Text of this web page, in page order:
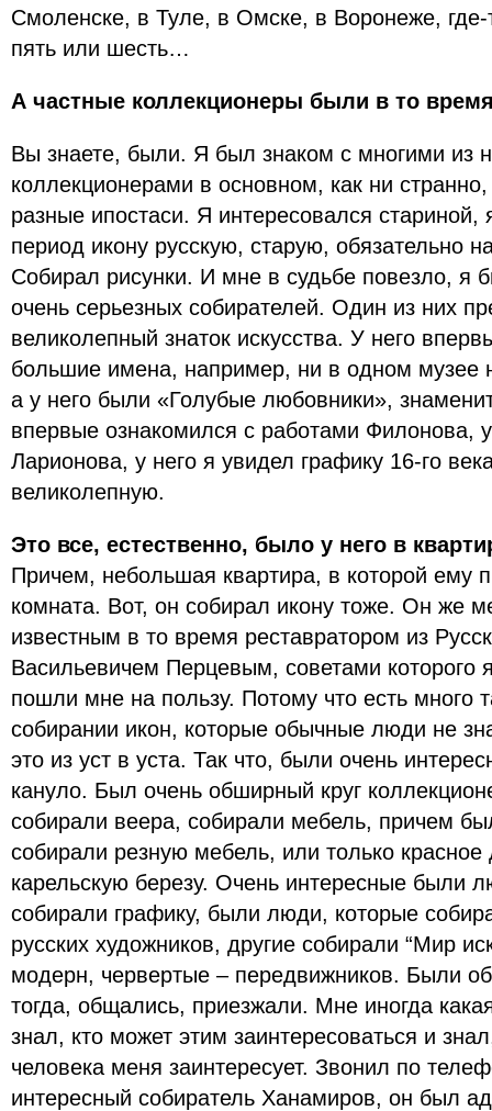
Смоленске, в Туле, в Омске, в Воронеже,
пять или шесть…
А частные коллекционеры были в то
Вы знаете, были. Я был знаком с многими из
коллекционерами в основном, как ни
разные ипостаси. Я интересовался стариной,
период икону русскую, старую, обязательно
Собирал рисунки. И мне в судьбе повезло, я
очень серьезных собирателей. Один из них
великолепный знаток искусства. У него
большие имена, например, ни в одном музее
а у него были «Голубые любовники»,
впервые ознакомился с работами Филонова,
Ларионова, у него я увидел графику 16-го
великолепную.
Это все, естественно, было у него в
Причем, небольшая квартира, в которой ему
комната. Вот, он собирал икону тоже. Он же
известным в то время реставратором из
Васильевичем Перцевым, советами которого
пошли мне на пользу. Потому что есть много
собирании икон, которые обычные люди не
это из уст в уста. Так что, были очень
кануло. Был очень обширный круг
собирали веера, собирали мебель, причем
собирали резную мебель, или только красное
карельскую березу. Очень интересные были
собирали графику, были люди, которые
русских художников, другие собирали “Мир
модерн, червертые – передвижников. Были
тогда, общались, приезжали. Мне иногда
знал, кто может этим заинтересоваться и
человека меня заинтересует. Звонил по
интересный собиратель Ханамиров, он был